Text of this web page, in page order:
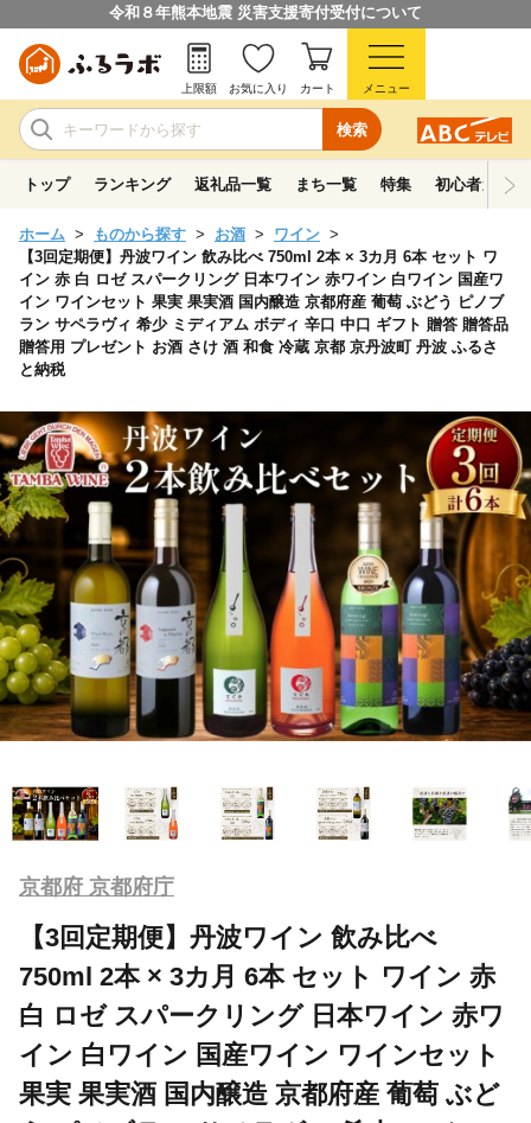
令和８年熊本地震 災害支援寄付受付について
検索
上限額 お気に入り カート メニュー
トップ ランキング 返礼品一覧 まち一覧 特集 初心者ガイド
ホーム ものから探す お酒
ワイン
【3回定期便】丹波ワイン 飲み比べ 750ml 2本 × 3カ月 6本 セット ワ
イン 赤 白 ロゼ スパークリング 日本ワイン 赤ワイン 白ワイン 国産ワ
イン ワインセット 果実 果実酒 国内醸造 京都府産 葡萄 ぶどう ピノブ
ラン サペラヴィ 希少 ミディアム ボディ 辛口 中口 ギフト 贈答 贈答品
贈答用 プレゼント お酒 さけ 酒 和食 冷蔵 京都 京丹波町 丹波 ふるさ
と納税
京都府 京都府庁
【3回定期便】丹波ワイン 飲み比べ
750ml 2本 × 3カ月 6本 セット ワイン 赤
白 ロゼ スパークリング 日本ワイン 赤ワ
イン 白ワイン 国産ワイン ワインセット
果実 果実酒 国内醸造 京都府産 葡萄 ぶど